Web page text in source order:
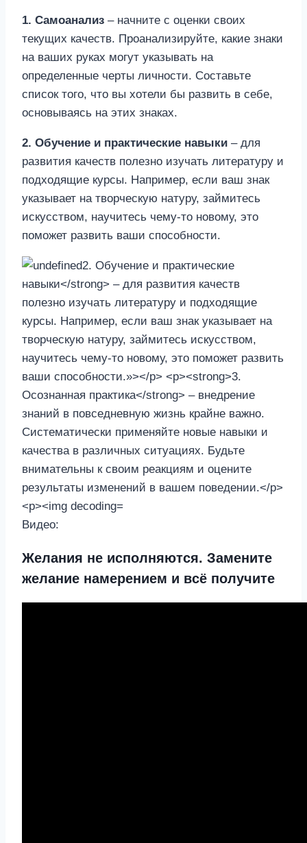
1. Самоанализ – начните с оценки своих
текущих качеств. Проанализируйте, какие знаки
на ваших руках могут указывать на
определенные черты личности. Составьте
список того, что вы хотели бы развить в себе,
основываясь на этих знаках.
2. Обучение и практические навыки – для
развития качеств полезно изучать литературу и
подходящие курсы. Например, если ваш знак
указывает на творческую натуру, займитесь
искусством, научитесь чему-то новому, это
поможет развить ваши способности.
Видео:
Желания не исполняются. Замените
желание намерением и всё получите